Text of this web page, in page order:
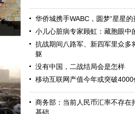
华侨城携手WABC，圆梦“星星的
小儿心脏病专家顾虹：藏胞眼中
抗战期间八路军、新四军里众多
躯
没有中国，二战结局会是怎样
移动互联网产值今年或突破4000
商务部：当前人民币汇率不存在
基础